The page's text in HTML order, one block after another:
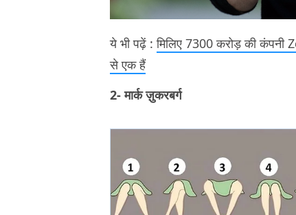
ये भी पढ़ें :मिलिए 7300 करोड़ की कंपनी
से एक हैं
2- मार्क ज़ुकरबर्ग